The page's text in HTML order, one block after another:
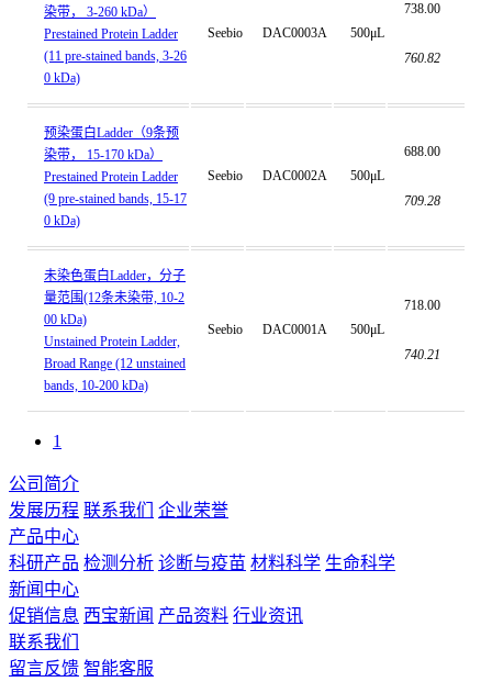
染带， 3-260 kDa）
Prestained Protein Ladder
(11 pre-stained bands, 3-26
0 kDa)
Seebio DAC0003A 500μL
738.00
760.82
预染蛋白Ladder（9条预
染带， 15-170 kDa）
Prestained Protein Ladder
(9 pre-stained bands, 15-17
0 kDa)
Seebio DAC0002A 500μL
688.00
709.28
未染色蛋白Ladder，分子
量范围(12条未染带, 10-2
00 kDa)
Unstained Protein Ladder,
Broad Range (12 unstained
bands, 10-200 kDa)
Seebio DAC0001A 500μL
718.00
740.21
1
公司简介
发展历程 联系我们
企业荣誉
产品中心
科研产品 检测分析 诊断与疫苗 材料科学 生命科学
新闻中心
促销信息 西宝新闻 产品资料 行业资讯
联系我们
留言反馈 智能客服